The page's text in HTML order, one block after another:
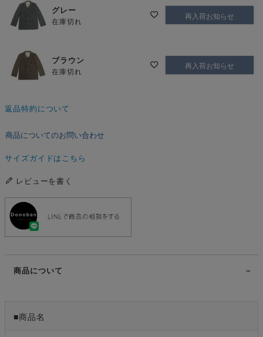
グレー
在庫切れ 再入荷お知らせ
ブラウン
在庫切れ 再入荷お知らせ
返品特約について
商品についてのお問い合わせ
サイズガイドはこちら
レビューを書く
商品について
■商品名